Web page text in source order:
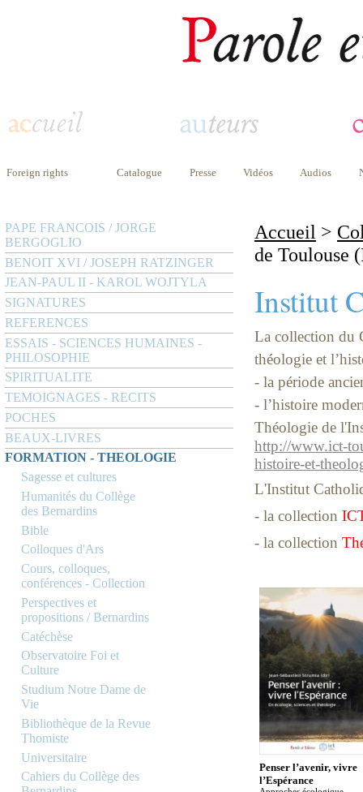
Foreign rights Catalogue Presse Vidéos Audios
PAPE FRANCOIS / JORGE
BERGOGLIO
BENOIT XVI / JOSEPH RATZINGER
JEAN-PAUL II - KAROL WOJTYLA
SIGNATURES
REFERENCES
ESSAIS - SCIENCES HUMAINES -
PHILOSOPHIE
SPIRITUALITE
TEMOIGNAGES - RECITS
POCHES
BEAUX-LIVRES
FORMATION - THEOLOGIE
Sagesse et cultures
Humanités du Collège
des Bernardins
Bible
Colloques d'Ars
Cours, colloques,
conférences - Collection
Perspectives et
propositions / Bernardins
Catéchèse
Observatoire Foi et
Culture
Studium Notre Dame de
Vie
Bibliothèque de la Revue
Thomiste
Universitaire
Cahiers du Collège des
Accueil >
de Toulouse
Institut
La collection du
théologie et
- la période
- l’histoire
Théologie de
http://www.ict-
histoire-et-
L'Institut
- la collection
- la collection
Penser l’avenir, vivre
l’Espérance